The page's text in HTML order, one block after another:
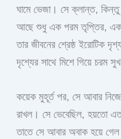
ঘামে ভেজা। সে ক্লান্ত, কিন্তু
আছে শুধু এক পরম তৃপ্তির, এক
তার জীবনের শ্রেষ্ঠ ইরোটিক
দৃশ্যের সাথে মিশে গিয়ে চরম
কয়েক মুহূর্ত পর, সে আবার
রাখল। সে ভেবেছিল, হয়তো
তাতে সে আবার অবাক হয়ে